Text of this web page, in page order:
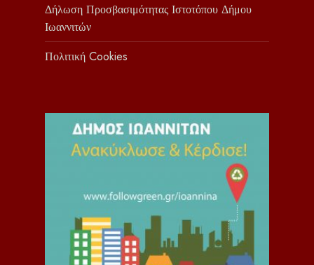
Δήλωση Προσβασιμότητας Ιστοτόπου Δήμου
Ιωαννιτών
Πολιτική Cookies